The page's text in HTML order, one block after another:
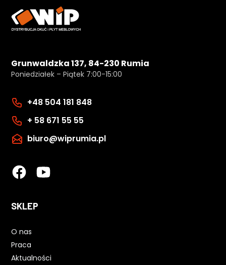
Grunwaldzka 137, 84-230 Rumia
Poniedziałek – Piątek 7:00-15:00
+48 504 181 848
+ 58 671 55 55
biuro@wiprumia.pl
SKLEP
O nas
Praca
Aktualności